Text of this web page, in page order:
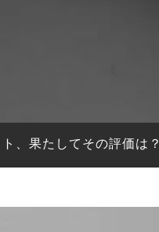
、果たしてその評価は？